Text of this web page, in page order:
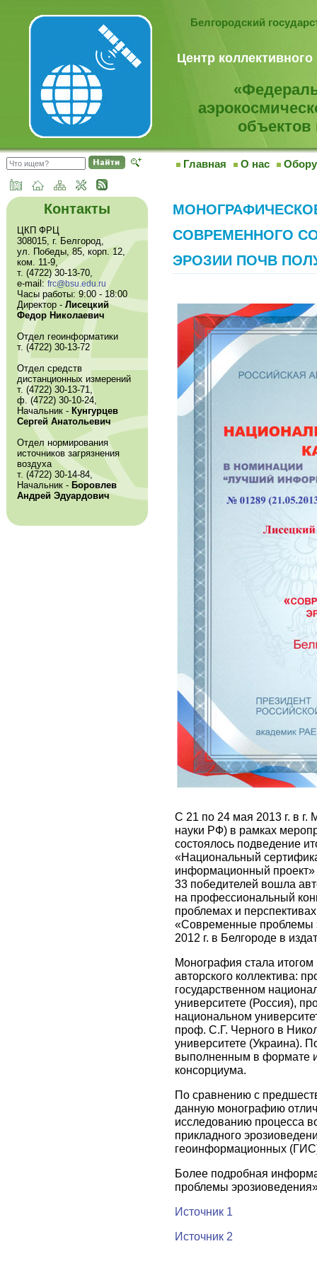
Белгородский
Центр
объектов
Главная О нас
Контакты
ЦКП ФРЦ
308015, г. Белгород,
ул. Победы, 85, корп. 12,
ком. 11-9,
т. (4722) 30-13-70,
e-mail:frc@bsu.edu.ru
Часы работы: 9:00 - 18:00
Директор - Лисецкий
Федор Николаевич
Отдел геоинформатики
т. (4722) 30-13-72
Отдел средств
дистанционных измерений
т. (4722) 30-13-71,
ф. (4722) 30-10-24,
Начальник - Кунгурцев
Сергей Анатольевич
Отдел нормирования
источников загрязнения
воздуха
т. (4722) 30-14-84,
Начальник - Боровлев
Андрей Эдуардович
СОВРЕМЕННОГО
ЭРОЗИИ ПОЧВ
С 21 по 24 мая 2013 г. в г.
науки РФ) в рамках
состоялось подведение
«Национальный
информационный проект»
33 победителей вошла
на профессиональный
проблемах и
«Современные проблемы
2012 г. в Белгороде в
Монография стала
авторского коллектива:
государственном
университете (Россия),
национальном
проф. С.Г. Черного в
университете (Украина).
выполненным в формате
консорциума.
По сравнению с
данную монографию
исследованию процесса
прикладного
геоинформационных
Более подробная
проблемы
Источник 1
Источник 2